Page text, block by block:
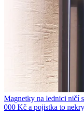
Magnetky na lednici ničí
000 Kč a pojistka to